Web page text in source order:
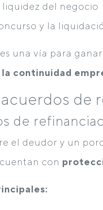
liquidez del negocio
y la
una vía para
continuidad
de
de
el deudor y un
con